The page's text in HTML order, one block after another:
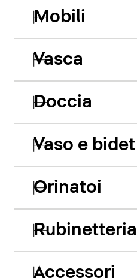
Mobili
Vasca
Doccia
Vaso e bidet
Orinatoi
Rubinetteria
Accessori